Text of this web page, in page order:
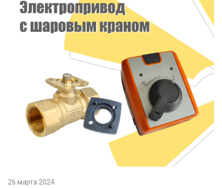
26 марта 2024